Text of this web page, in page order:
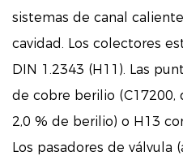
sistemas de canal
cavidad. Los colectores
DIN 1.2343 (H11). Las
de cobre berilio (C17200,
2,0 % de berilio) o H13
Los pasadores de válvula